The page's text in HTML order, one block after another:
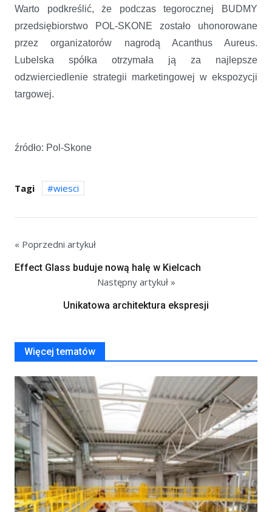
Warto podkreślić, że podczas tegorocznej BUDMY
przedsiębiorstwo POL-SKONE zostało uhonorowane
przez organizatorów nagrodą Acanthus Aureus.
Lubelska spółka otrzymała ją za najlepsze
odzwierciedlenie strategii marketingowej w ekspozycji
targowej.
źródło: Pol-Skone
Tagi wiesci
« Poprzedni artykuł
Effect Glass buduje nową halę w Kielcach
Następny artykuł »
Unikatowa architektura ekspresji
Więcej tematów